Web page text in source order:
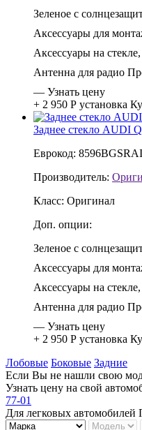
Зеленое с
Аксессуары для
Аксессуары на
Антенна для радио
— Узнать цену
+ 2 950 Р установка
Заднее стекло AUDI
Еврокод:
Производитель:
Класс: Оригинал
Доп. опции:
Зеленое с
Аксессуары для
Аксессуары на
Антенна для радио
— Узнать цену
+ 2 950 Р установка
Лобовые Боковые Задние
Если Вы не нашли свою
Узнать цену на свой
77-01
Для легковых автомобилей